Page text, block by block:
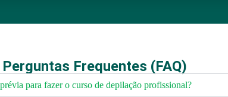
Perguntas Frequentes (FAQ)
para fazer o curso de depilação profissional?